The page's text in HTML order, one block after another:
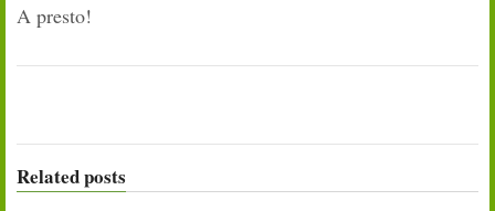
A presto!
Related posts